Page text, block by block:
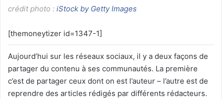
crédit photo : iStock by Getty Images
[themoneytizer id=1347-1]
Aujourd’hui sur les réseaux sociaux, il y a deux façons de
partager du contenu à ses communautés. La première
c’est de partager ceux dont on est l’auteur – l’autre est de
reprendre des articles rédigés par différents rédacteurs.